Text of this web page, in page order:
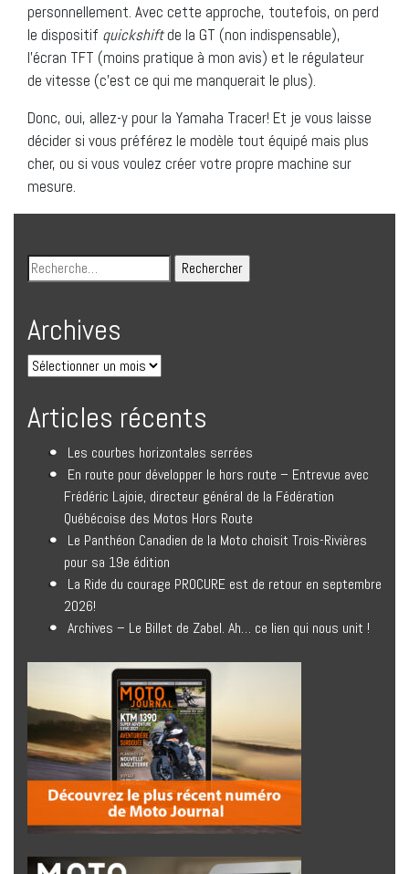
personnellement. Avec cette approche, toutefois, on perd
le dispositif quickshiftde la GT (non indispensable),
l’écran TFT (moins pratique à mon avis) et le régulateur
de vitesse (c’est ce qui me manquerait le plus).
Donc, oui, allez-y pour la Yamaha Tracer! Et je vous laisse
décider si vous préférez le modèle tout équipé mais plus
cher, ou si vous voulez créer votre propre machine sur
mesure.
Archives
Articles récents
Les courbes horizontales serrées
En route pour développer le hors route – Entrevue avec
Frédéric Lajoie, directeur général de la Fédération
Québécoise des Motos Hors Route
Le Panthéon Canadien de la Moto choisit Trois-Rivières
pour sa 19e édition
La Ride du courage PROCURE est de retour en septembre
2026!
Archives – Le Billet de Zabel. Ah… ce lien qui nous unit !